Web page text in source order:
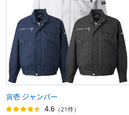
寅壱 ジャンパー
4.6 （21件）